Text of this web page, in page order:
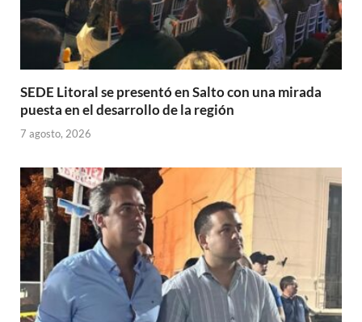
SEDE Litoral se presentó en Salto con una mirada
puesta en el desarrollo de la región
7 agosto, 2026